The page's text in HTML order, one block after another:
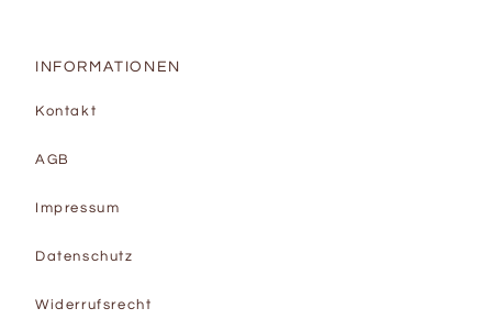
INFORMATIONEN
Kontakt
AGB
Impressum
Datenschutz
Widerrufsrecht